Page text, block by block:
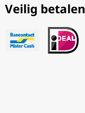
Veilig betalen